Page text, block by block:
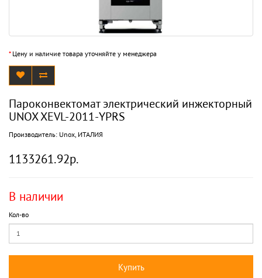
*Цену и наличие товара уточняйте у менеджера
Пароконвектомат электрический инжекторный
UNOX XEVL-2011-YPRS
Производитель: Unox, ИТАЛИЯ
1133261.92р.
В наличии
Кол-во
Купить